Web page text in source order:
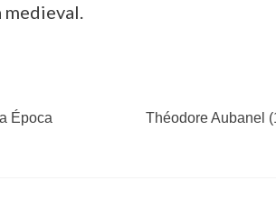
medieval.
Época
Théodore Aubanel